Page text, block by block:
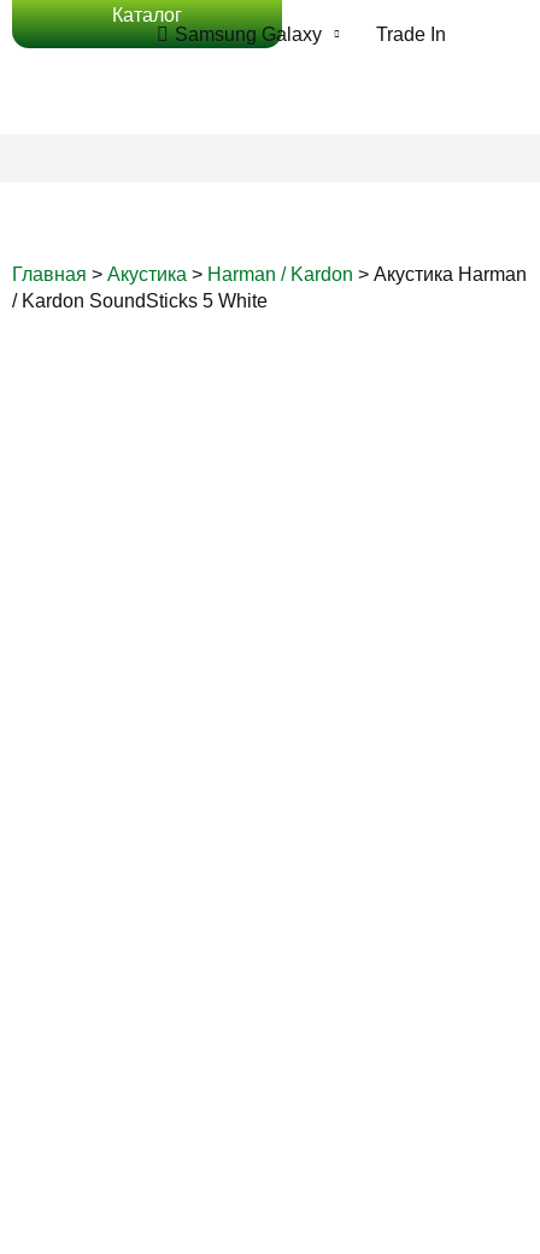
Каталог
Samsung Galaxy Trade In
Главная > Акустика > Harman / Kardon > Акустика Harman
/ Kardon SoundSticks 5 White